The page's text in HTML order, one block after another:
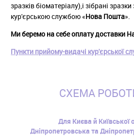
зразків біоматеріалу),і зібрані
кур'єрською службою «Нова Пошта».
Ми беремо на себе оплату доставки
Пункти прийому-видачі кур'єрської
СХЕМА
Для Києва й Київської
Дніпропетровська та